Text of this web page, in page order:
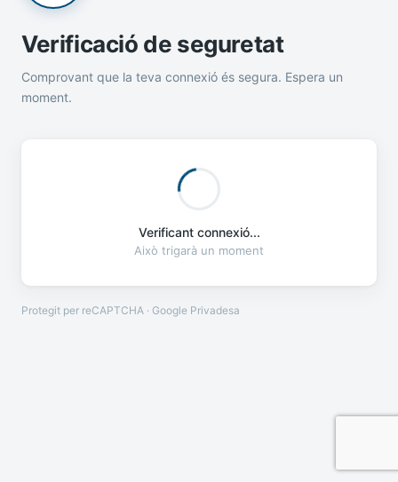
Verificació de seguretat
Comprovant que la teva connexió és segura. Espera un
moment.
Verificant connexió...
Això trigarà un moment
Protegit per reCAPTCHA · Google Privadesa